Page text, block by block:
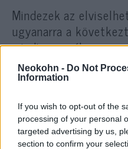
Neokohn - Do Not
Information
If you wish to opt-out of the
processing of your personal
targeted advertising by us,
section to confirm your
Mindezek az
ugyanarra a
mindig veszélyesen
az életet, hogy az
vonzódik. A jó hír
minden eddiginél
megértéséhez – írja